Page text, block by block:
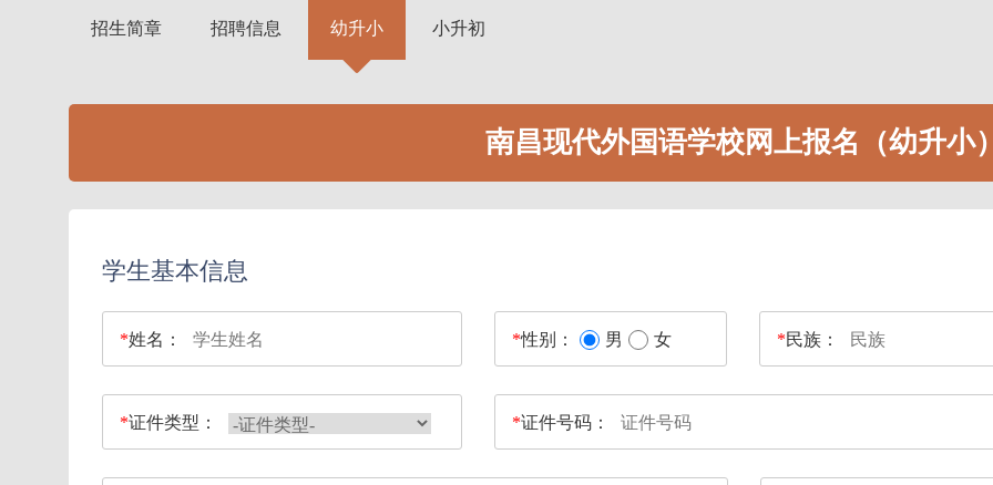
招生简章 招聘信息 幼升小 小升初
南昌现代外国语学校网上报名（幼升小
学生基本信息
*姓名： *性别： 男 女 *民族：
*证件类型： *证件号码：